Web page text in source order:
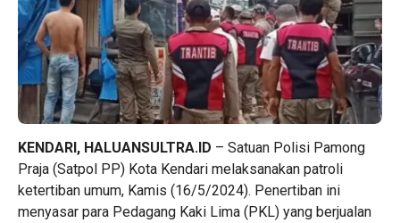
KENDARI, HALUANSULTRA.ID – Satuan Polisi Pamong
Praja (Satpol PP) Kota Kendari melaksanakan patroli
ketertiban umum, Kamis (16/5/2024). Penertiban ini
menyasar para Pedagang Kaki Lima (PKL) yang berjualan